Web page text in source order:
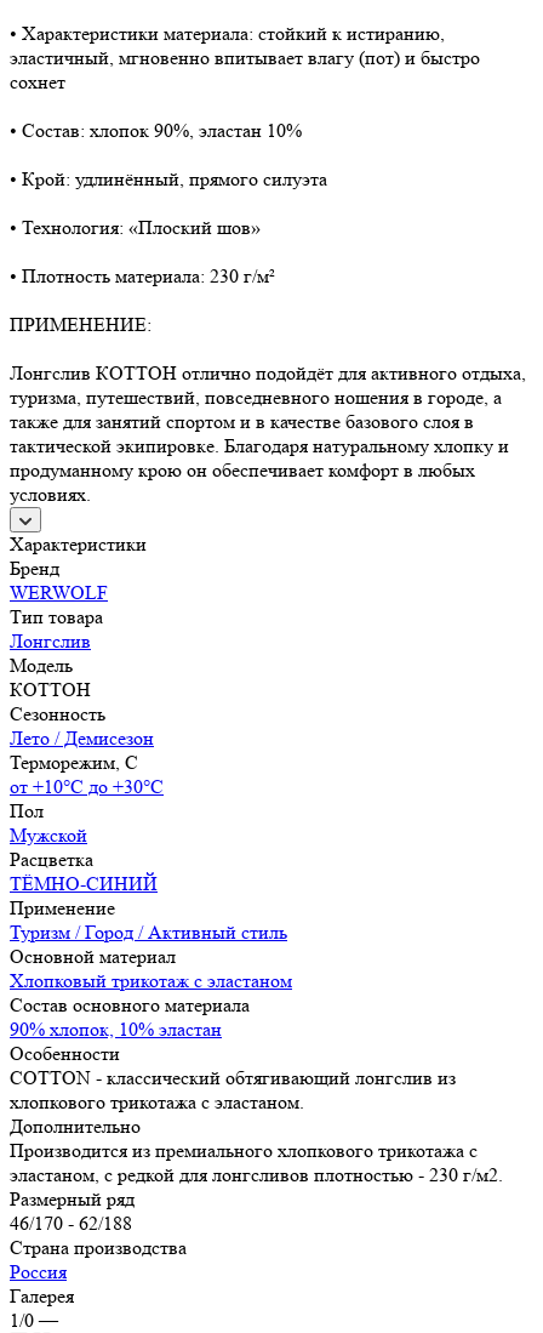
• Характеристики материала: стойкий к истиранию,
эластичный, мгновенно впитывает влагу (пот) и быстро
сохнет
• Состав: хлопок 90%, эластан 10%
• Крой: удлинённый, прямого силуэта
• Технология: «Плоский шов»
• Плотность материала: 230 г/м²
ПРИМЕНЕНИЕ:
Лонгслив КОТТОН отлично подойдёт для активного отдыха,
туризма, путешествий, повседневного ношения в городе, а
также для занятий спортом и в качестве базового слоя в
тактической экипировке. Благодаря натуральному хлопку и
продуманному крою он обеспечивает комфорт в любых
условиях.
Характеристики
Бренд
WERWOLF
Тип товара
Лонгслив
Модель
КОТТОН
Сезонность
Лето / Демисезон
Терморежим, C
от +10°С до +30°С
Пол
Мужской
Расцветка
ТЁМНО-СИНИЙ
Применение
Туризм / Город / Активный стиль
Основной материал
Хлопковый трикотаж с эластаном
Состав основного материала
90% хлопок, 10% эластан
Особенности
COTTON - классический обтягивающий лонгслив из
хлопкового трикотажа с эластаном.
Дополнительно
Производится из премиального хлопкового трикотажа с
эластаном, с редкой для лонгсливов плотностью - 230 г/м2.
Размерный ряд
46/170 - 62/188
Страна производства
Россия
Галерея
1/0 —